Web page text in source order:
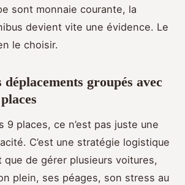
sont monnaie courante, la
devient vite une évidence. Le
le choisir.
groupés avec
9 places, ce n’est pas juste une
C’est une stratégie logistique
que de gérer plusieurs voitures,
plein, ses péages, son stress au